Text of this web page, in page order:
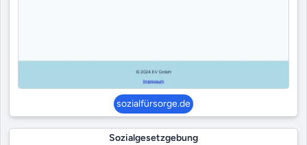
sozialfürsorge.de
Sozialgesetzgebung